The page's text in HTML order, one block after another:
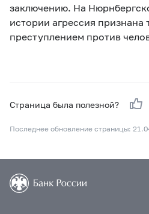
заключению. На
истории агрессия признана
преступлением против
Страница была полезной?
Последнее обновление страницы: